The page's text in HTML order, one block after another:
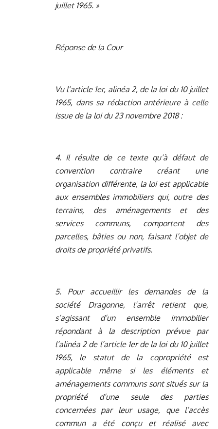
juillet 1965. »
Réponse de la Cour
Vu l’article 1er, alinéa 2, de la loi du 10 juillet
1965, dans sa rédaction antérieure à celle
issue de la loi du 23 novembre 2018 :
4. Il résulte de ce texte qu’à défaut de
convention contraire créant une
organisation différente, la loi est applicable
aux ensembles immobiliers qui, outre des
terrains, des aménagements et des
services communs, comportent des
parcelles, bâties ou non, faisant l’objet de
droits de propriété privatifs.
5. Pour accueillir les demandes de la
société Dragonne, l’arrêt retient que,
s’agissant d’un ensemble immobilier
répondant à la description prévue par
l’alinéa 2 de l’article 1er de la loi du 10 juillet
1965, le statut de la copropriété est
applicable même si les éléments et
aménagements communs sont situés sur la
propriété d’une seule des parties
concernées par leur usage, que l’accès
commun a été conçu et réalisé avec